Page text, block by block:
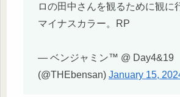
ロの田中さんを観るために観に
マイナスカラー。RP
— ベンジャミン™ @ Day4&19
(@THEbensan) January 15,